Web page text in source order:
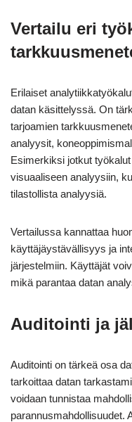
Vertailu eri
Erilaiset
datan käsittelyssä. On
tarjoamien
analyysit,
Esimerkiksi jotkut
visuaaliseen analyysiin,
tilastollista analyysiä.
Vertailussa kannattaa
käyttäjäystävällisyys ja
järjestelmiin. Käyttäjät
mikä parantaa datan
Auditointi ja
Auditointi on tärkeä osa
tarkoittaa datan
voidaan tunnistaa
parannusmahdollisuudet.